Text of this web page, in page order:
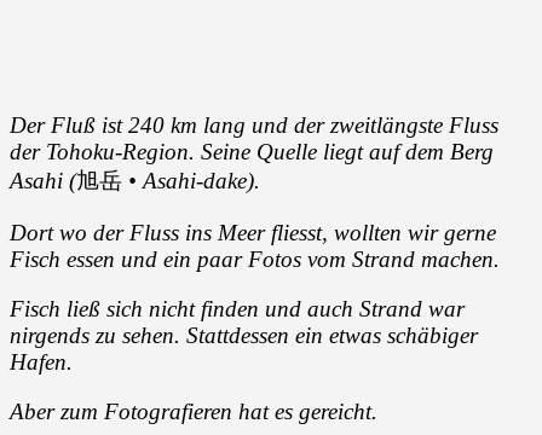
Der Fluß ist 240 km lang und der zweitlängste Fluss
der Tohoku-Region. Seine Quelle liegt auf dem Berg
Asahi (旭岳 • Asahi-dake).
Dort wo der Fluss ins Meer fliesst, wollten wir gerne
Fisch essen und ein paar Fotos vom Strand machen.
Fisch ließ sich nicht finden und auch Strand war
nirgends zu sehen. Stattdessen ein etwas schäbiger
Hafen.
Aber zum Fotografieren hat es gereicht.